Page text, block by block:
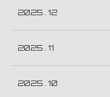
2025 . 12
2025 . 11
2025 . 10